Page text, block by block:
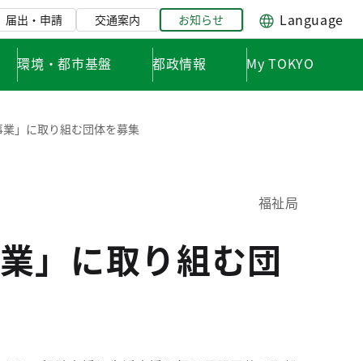
届出・申請 交通案内 お知らせ Language
環境・都市基盤 都政情報 My TOKYO
」に取り組む団体を募集
福祉局
」に取り組む団